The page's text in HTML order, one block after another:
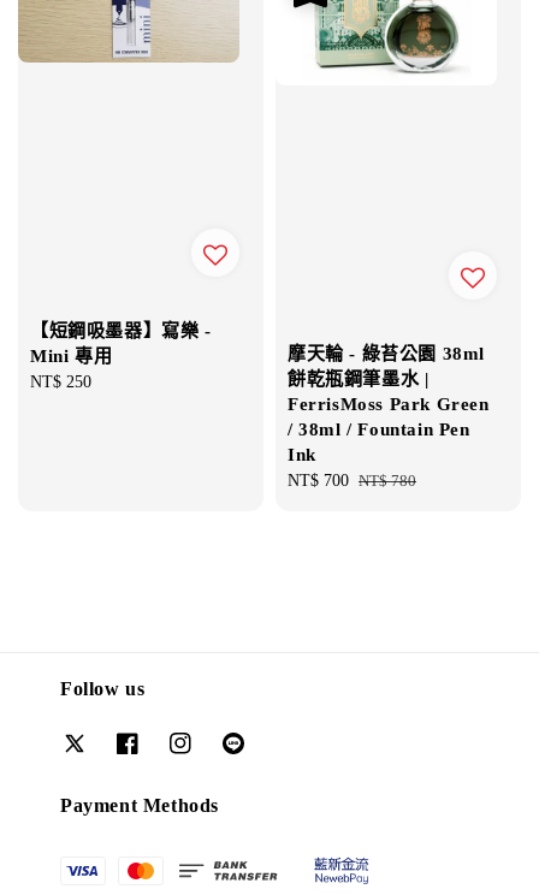
【短鋼吸墨器】寫樂 -
Mini 專用
Regular
NT$ 250
摩天輪 - 綠苔公園 38ml
餅乾瓶鋼筆墨水 |
FerrisMoss Park Green
/ 38ml / Fountain Pen
Ink
Sale
NT$ 700 Regular
NT$ 780
Follow us
Payment Methods